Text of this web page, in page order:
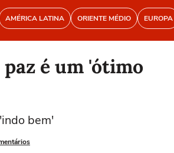
AMÉRICA LATINA ORIENTE MÉDIO EUROPA
é um 'ótimo
bem'